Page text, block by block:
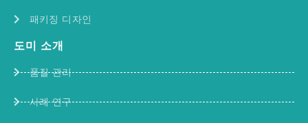
패키징 디자인
도미 소개
품질 관리
사례 연구